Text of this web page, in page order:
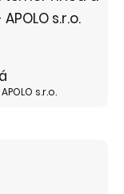
s.r.o.
s.r.o.